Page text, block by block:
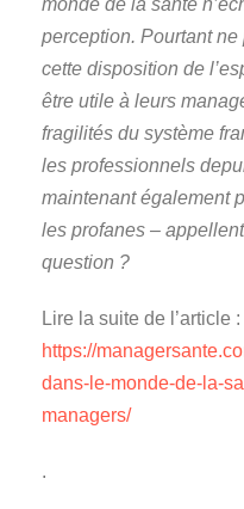
monde de la santé
perception. Pourtant
cette disposition de
être utile à leurs
fragilités du système
les professionnels
maintenant également
les profanes –
question ?
Lire la suite de l’article :
https://
dans-le-monde-de-la-
managers/
.